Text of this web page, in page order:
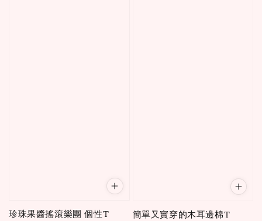
珍珠果醬搖滾樂團 個性T 簡單又實穿的木耳邊棉T